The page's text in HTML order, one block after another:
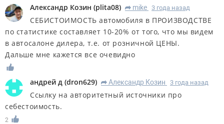
Александр Козин (plita08) R mike 3 года назад
СЕБИСТОИМОСТЬ автомобиля в ПРОИЗВОДСТВЕ
по статистике составляет 10-20% от того, что мы видем
в автосалоне дилера, т.е. от розничной ЦЕНЫ.
Дальше мне кажется все очевидно
андрей д (dron629) R Александр Козин 3 года назад
Ссылку на авторитетный источники про
себестоимость.
2